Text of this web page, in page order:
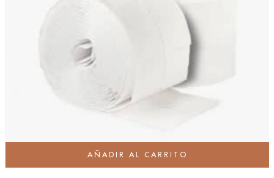
AÑADIR AL CARRITO